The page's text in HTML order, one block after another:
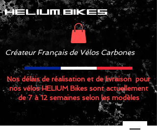
helium bikes
Créateur Français de Vélos Carbones
Nos délais de réalisation et de livraison pour
nos vélos HELIUM Bikes sont actuellement
de 7 à 12 semaines selon les modèles